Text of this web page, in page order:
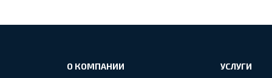
О КОМПАНИИ УСЛУГИ